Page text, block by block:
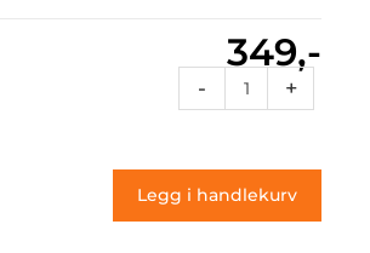
349,-
-
096
antall
+
Legg i handlekurv